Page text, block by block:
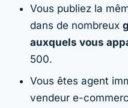
Vous publiez la
dans de nombreux
auxquels vous
500.
Vous êtes agent
vendeur e-